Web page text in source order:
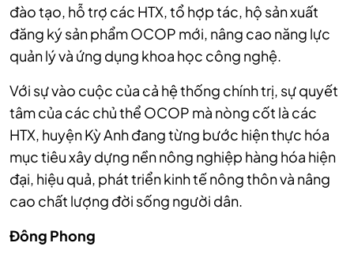
đào tạo, hỗ trợ các HTX, tổ hợp tác, hộ sản xuất
đăng ký sản phẩm OCOP mới, nâng cao năng lực
quản lý và ứng dụng khoa học công nghệ.
Với sự vào cuộc của cả hệ thống chính trị, sự quyết
tâm của các chủ thể OCOP mà nòng cốt là các
HTX, huyện Kỳ Anh đang từng bước hiện thực hóa
mục tiêu xây dựng nền nông nghiệp hàng hóa hiện
đại, hiệu quả, phát triển kinh tế nông thôn và nâng
cao chất lượng đời sống người dân.
Đông Phong